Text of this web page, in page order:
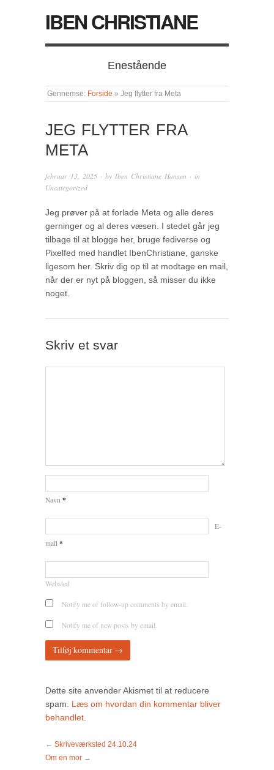
IBEN CHRISTIANE
Enestående
Gennemse: Forside » Jeg flytter fra Meta
JEG FLYTTER FRA
META
februar 13, 2025 · by Iben Christiane Hansen · in
Uncategorized
Jeg prøver på at forlade Meta og alle deres
gerninger og al deres væsen. I stedet går jeg
tilbage til at blogge her, bruge fediverse og
Pixelfed med handlet IbenChristiane, ganske
ligesom her. Skriv dig op til at modtage en mail,
når der er nyt på bloggen, så misser du ikke
noget.
Skriv et svar
Navn *
E-
mail *
Websted
Notify me of follow-up comments by email.
Notify me of new posts by email.
Dette site anvender Akismet til at reducere
spam. Læs om hvordan din kommentar bliver
behandlet
← Skriveværksted 24.10.24
Om en mor →